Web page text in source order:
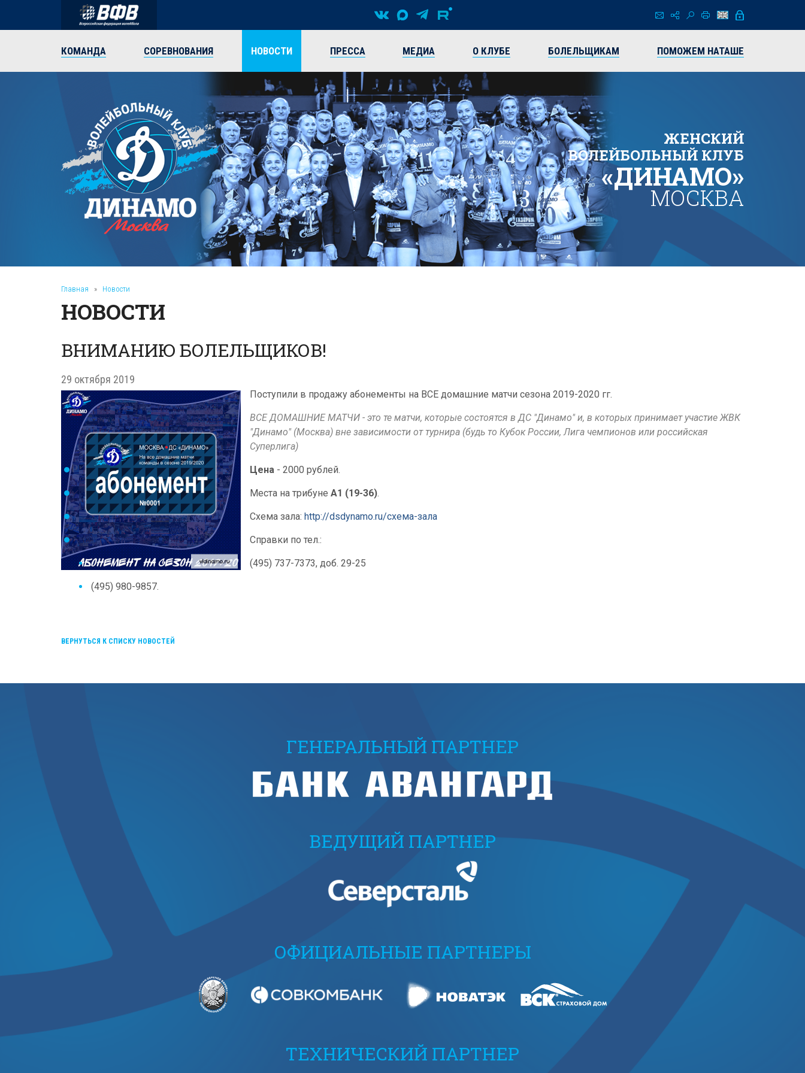
КОМАНДА СОРЕВНОВАНИЯ НОВОСТИ ПРЕССА МЕДИА О КЛУБЕ БОЛЕЛЬЩИКАМ ПОМОЖЕМ НАТАШЕ
ЖЕНСКИЙ
ВОЛЕЙБОЛЬНЫЙ КЛУБ
«ДИНАМО»
МОСКВА
Главная » Новости
НОВОСТИ
ВНИМАНИЮ БОЛЕЛЬЩИКОВ!
29 октября 2019
Поступили в продажу абонементы на ВСЕ домашние матчи сезона 2019-2020 гг.
ВСЕ ДОМАШНИЕ МАТЧИ - это те матчи, которые состоятся в ДС "Динамо" и, в которых принимает участие ЖВК
"Динамо" (Москва) вне зависимости от турнира (будь то Кубок России, Лига чемпионов или российская
Суперлига)
Цена - 2000 рублей.
Места на трибуне А1 (19-36).
Схема зала: http://dsdynamo.ru/схема-зала
Справки по тел.:
(495) 737-7373, доб. 29-25
(495) 980-9857.
ВЕРНУТЬСЯ К СПИСКУ НОВОСТЕЙ
ГЕНЕРАЛЬНЫЙ ПАРТНЕР
ВЕДУЩИЙ ПАРТНЕР
ОФИЦИАЛЬНЫЕ ПАРТНЕРЫ
ТЕХНИЧЕСКИЙ ПАРТНЕР